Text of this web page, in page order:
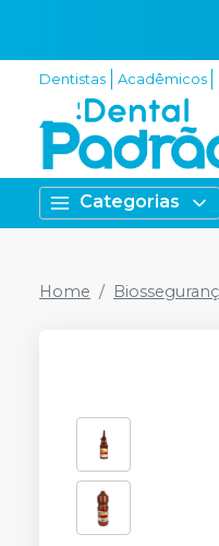
Dentistas Acadêmicos
Categorias
Home